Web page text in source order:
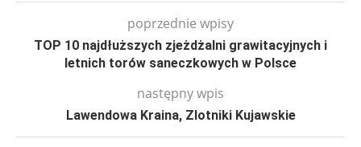
poprzednie wpisy
TOP 10 najdłuższych zjeżdżalni grawitacyjnych i
letnich torów saneczkowych w Polsce
następny wpis
Lawendowa Kraina, Zlotniki Kujawskie